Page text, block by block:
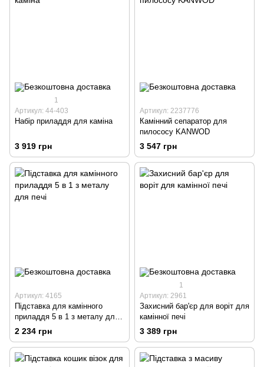
1
Артикул: 44-403
Набір приладдя для каміна
3 919 грн
Артикул: 2237776
Камінний сепаратор для
пилососу KANWOD
3 547 грн
Артикул: 4165
Підставка для камінного
приладдя 5 в 1 з металу для
печі
2 234 грн
1
Артикул: 2961
Захисний бар'єр для воріт для
камінної печі
3 389 грн